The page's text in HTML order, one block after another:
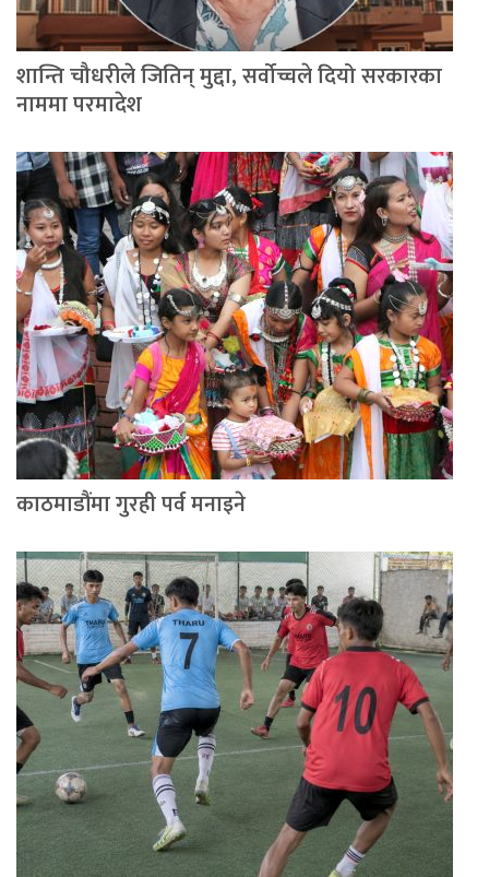
शान्ति चौधरीले जितिन् मुद्दा, सर्वोच्चले दियो सरकारका
नाममा परमादेश
काठमाडौंमा गुरही पर्व मनाइने